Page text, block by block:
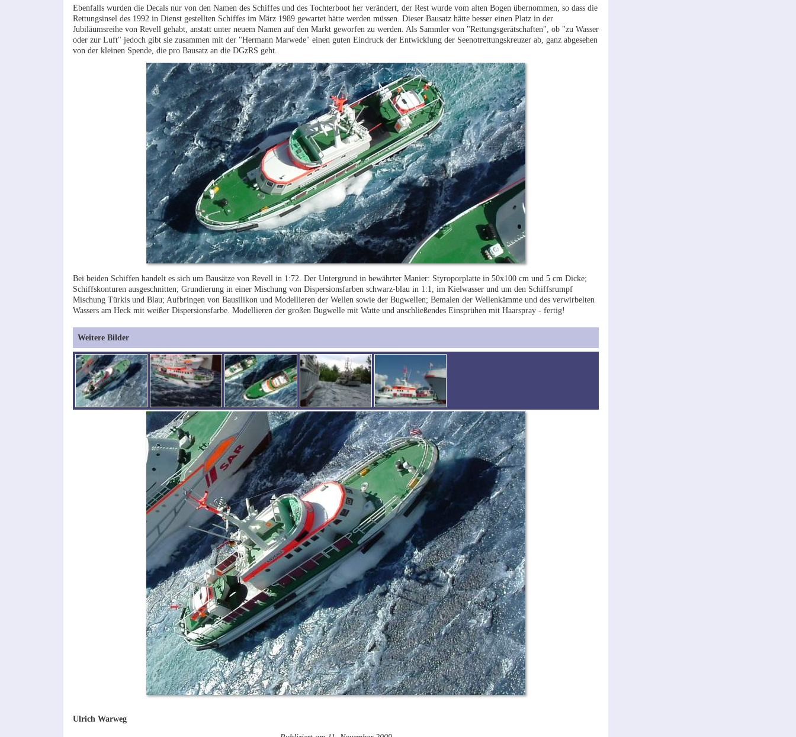
Ebenfalls wurden die Decals nur von den Namen des Schiffes und des Tochterboot her verändert, der Rest wurde vom alten Bogen übernommen, so dass die
Rettungsinsel des 1992 in Dienst gestellten Schiffes im März 1989 gewartet hätte werden müssen. Dieser Bausatz hätte besser einen Platz in der
Jubiläumsreihe von Revell gehabt, anstatt unter neuem Namen auf den Markt geworfen zu werden. Als Sammler von "Rettungsgerätschaften", ob "zu Wasser
oder zur Luft" jedoch gibt sie zusammen mit der "Hermann Marwede" einen guten Eindruck der Entwicklung der Seenotrettungskreuzer ab, ganz abgesehen
von der kleinen Spende, die pro Bausatz an die DGzRS geht.
Bei beiden Schiffen handelt es sich um Bausätze von Revell in 1:72. Der Untergrund in bewährter Manier: Styroporplatte in 50x100 cm und 5 cm Dicke;
Schiffskonturen ausgeschnitten; Grundierung in einer Mischung von Dispersionsfarben schwarz-blau in 1:1, im Kielwasser und um den Schiffsrumpf
Mischung Türkis und Blau; Aufbringen von Bausilikon und Modellieren der Wellen sowie der Bugwellen; Bemalen der Wellenkämme und des verwirbelten
Wassers am Heck mit weißer Dispersionsfarbe. Modellieren der großen Bugwelle mit Watte und anschließendes Einsprühen mit Haarspray - fertig!
Weitere Bilder
Ulrich Warweg